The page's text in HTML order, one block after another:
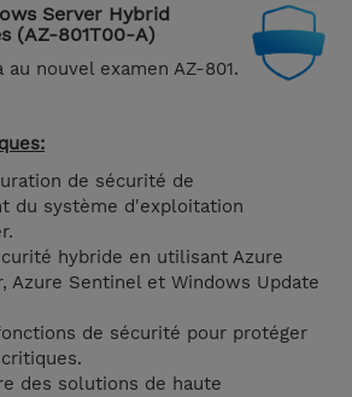
Server Hybrid
(AZ-801T00-A)
au nouvel examen AZ-801.
de sécurité de
du système d'exploitation
hybride en utilisant Azure
Azure Sentinel et Windows Update
de sécurité pour protéger
des solutions de haute